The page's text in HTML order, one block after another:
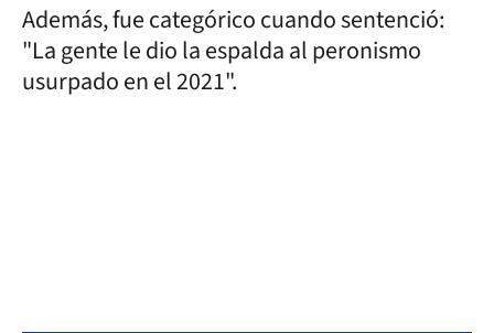
Además, fue categórico cuando sentenció:
"La gente le dio la espalda al peronismo
usurpado en el 2021".